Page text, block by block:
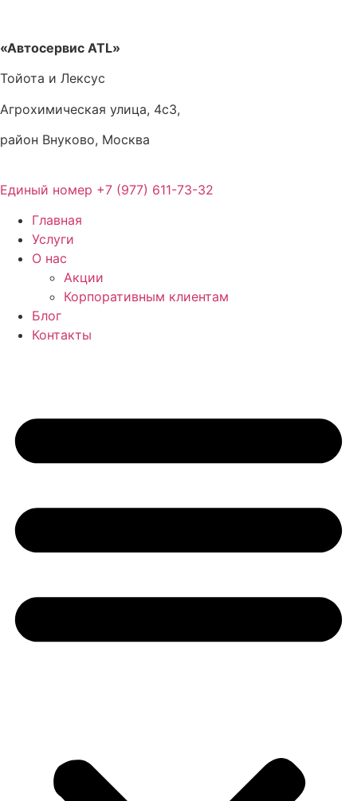
содержимому
«Автосервис ATL»
Тойота и Лексус
Агрохимическая улица, 4с3,
район Внуково, Москва
Единый номер +7 (977) 611-73-32
Главная
Услуги
О нас
Акции
Корпоративным клиентам
Блог
Контакты